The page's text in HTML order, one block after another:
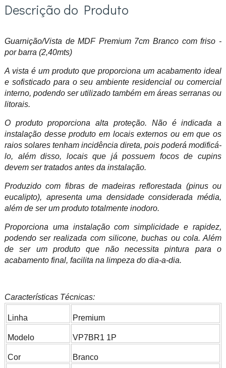
Descrição do Produto
Guarnição/Vista de MDF Premium 7cm Branco com friso -
por barra (2,40mts)
A vista é um produto que proporciona um acabamento ideal
e sofisticado para o seu ambiente residencial ou comercial
interno, podendo ser utilizado também em áreas serranas ou
litorais.
O produto proporciona alta proteção. Não é indicada a
instalação desse produto em locais externos ou em que os
raios solares tenham incidência direta, pois poderá modificá-
lo, além disso, locais que já possuem focos de cupins
devem ser tratados antes da instalação.
Produzido com fibras de madeiras reflorestada (pinus ou
eucalipto), apresenta uma densidade considerada média,
além de ser um produto totalmente inodoro.
Proporciona uma instalação com simplicidade e rapidez,
podendo ser realizada com silicone, buchas ou cola. Além
de ser um produto que não necessita pintura para o
acabamento final, facilita na limpeza do dia-a-dia.
Características Técnicas:
Linha Premium
Modelo VP7BR1 1P
Cor Branco